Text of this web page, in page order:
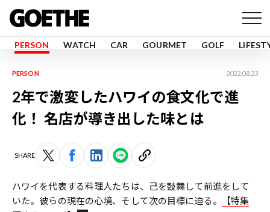
PERSON WATCH CAR GOURMET GOLF
PERSON 2022.08.23
2年で激変したハワイの食文化で進
化！ 名店が導き出した味とは
SHARE
ハワイを代表する料理人たちは、己を鼓舞して前進をして
いた。彼らの現在の心境、そして次の目標に迫る。
【特集